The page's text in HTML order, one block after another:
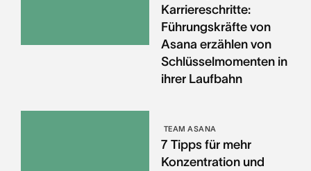
Karriereschritte:
Führungskräfte von
Asana erzählen von
Schlüsselmomenten in
ihrer Laufbahn
TEAM ASANA
7 Tipps für mehr
Konzentration und